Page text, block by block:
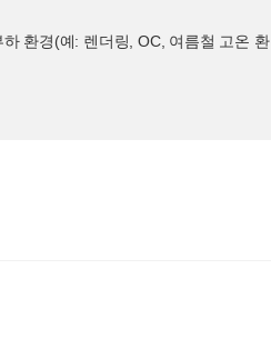
환경(예: 렌더링, OC, 여름철 고온 환